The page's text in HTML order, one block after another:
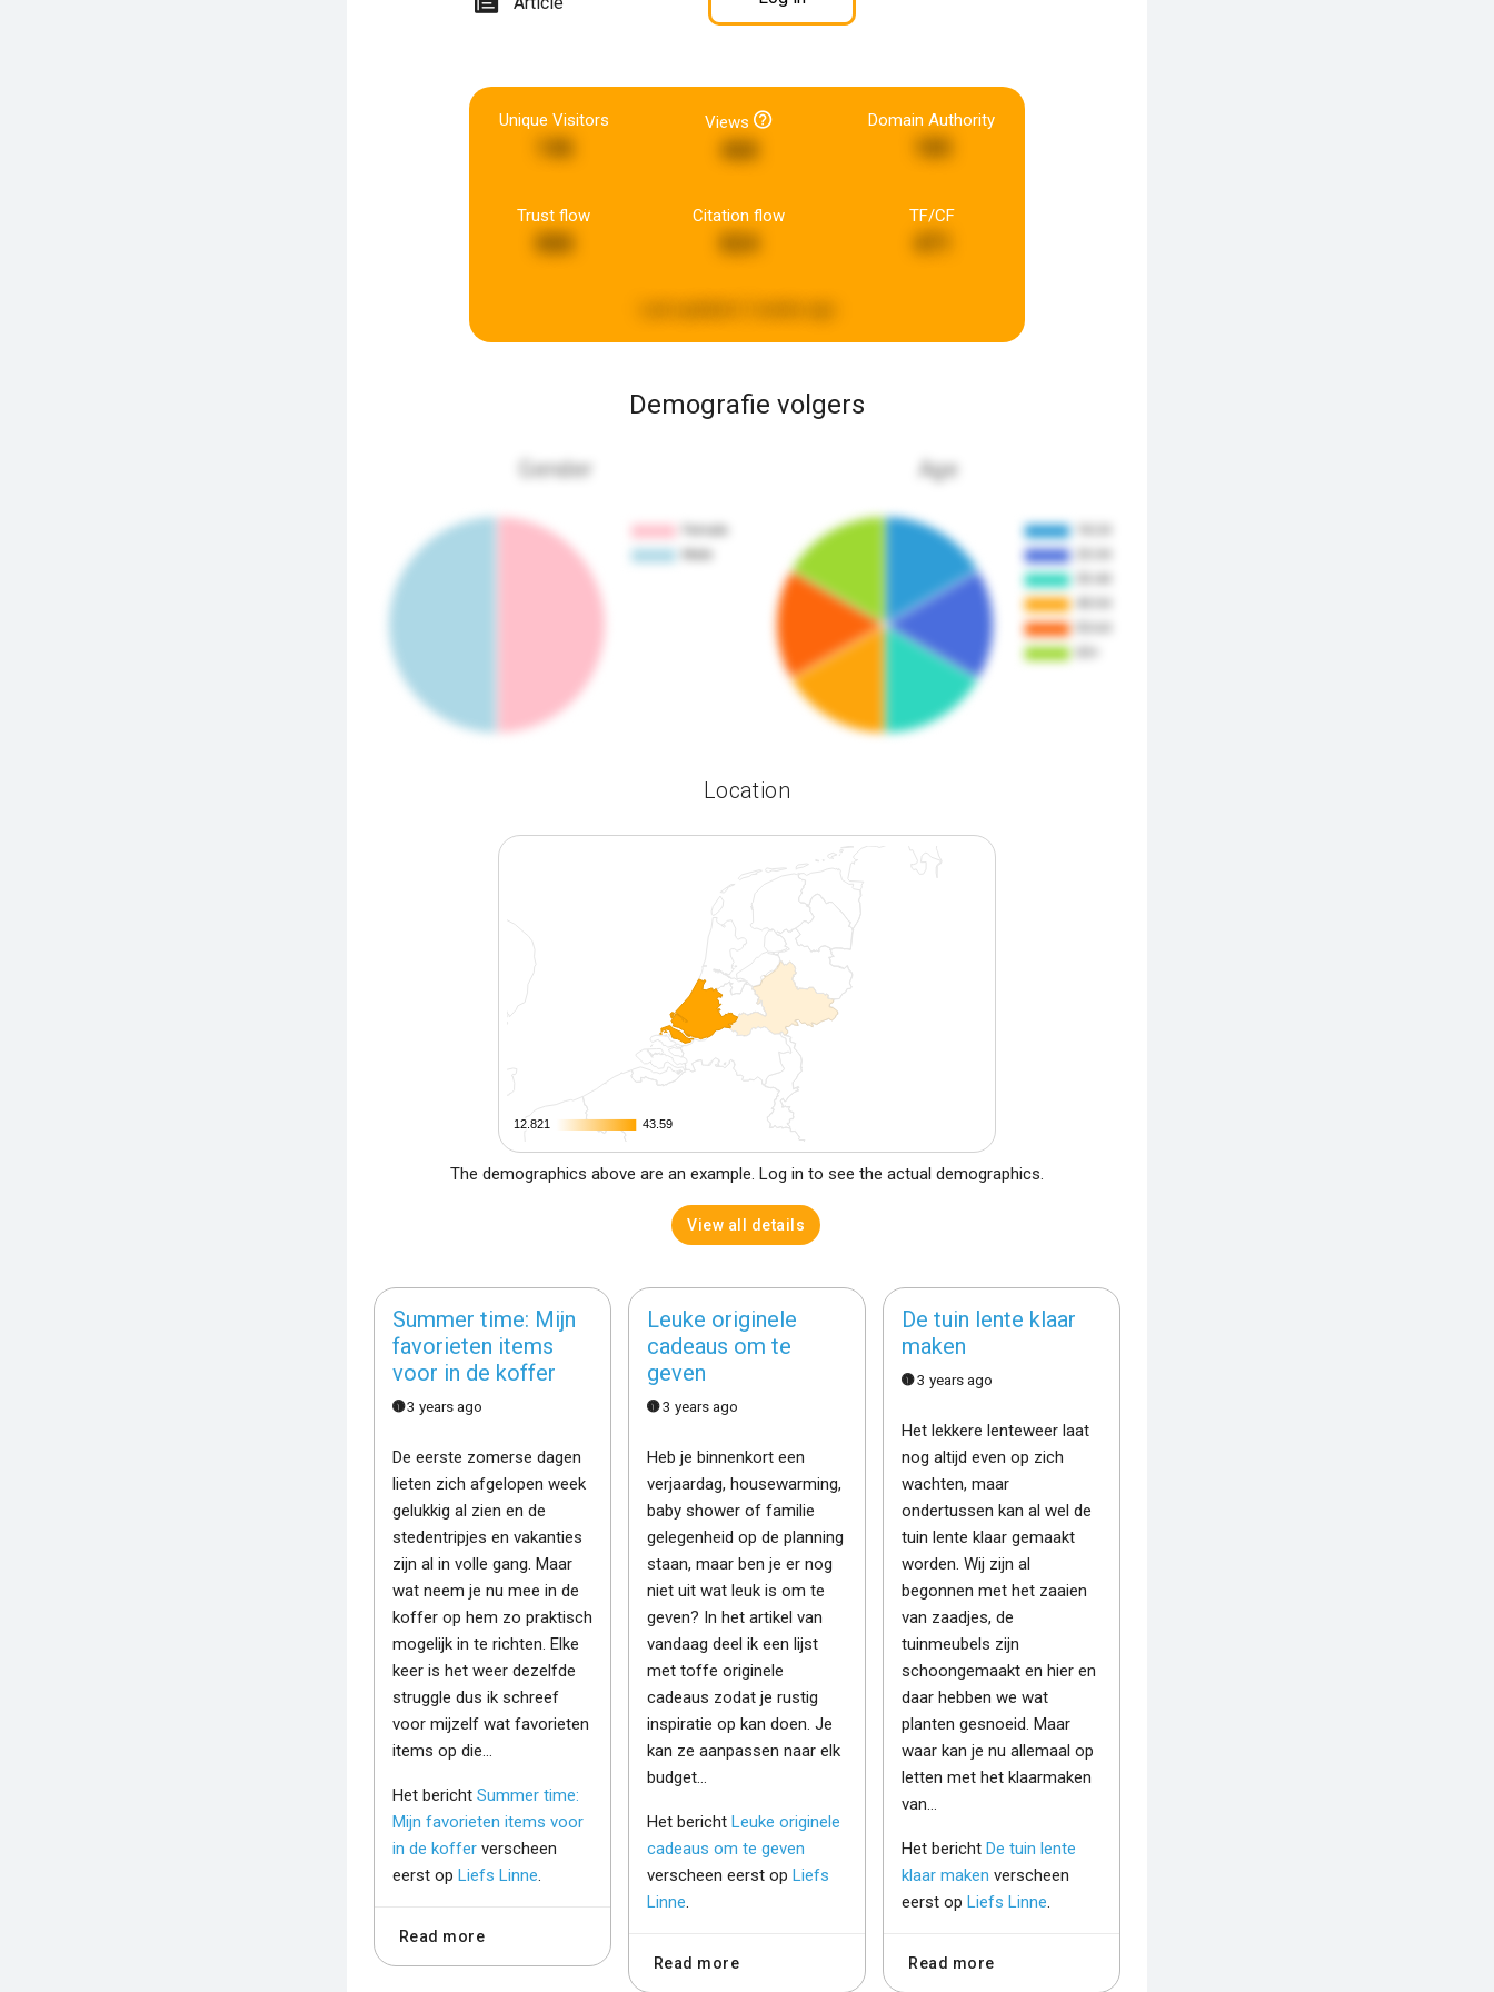
Unique Visitors
146
Views
468
Domain Authority
Trust flow
888
Citation flow TF/CF
Demografie volgers
Gender Age
Location
12.821
12.821 43.59
43.59
The demographics above are an example. Log in to see the actual demographics.
View all details
Summer time: Mijn
favorieten items
voor in de koffer
3 years ago
De eerste zomerse dagen
lieten zich afgelopen week
gelukkig al zien en de
stedentripjes en vakanties
zijn al in volle gang. Maar
wat neem je nu mee in de
koffer op hem zo praktisch
mogelijk in te richten. Elke
keer is het weer dezelfde
struggle dus ik schreef
voor mijzelf wat favorieten
items op die…
Het bericht Summer time:
Mijn favorieten items voor
in de kofferverscheen
eerst op Liefs Linne
Read more
Leuke originele
cadeaus om te
geven
3 years ago
Heb je binnenkort een
verjaardag, housewarming,
baby shower of familie
gelegenheid op de planning
staan, maar ben je er nog
niet uit wat leuk is om te
geven? In het artikel van
vandaag deel ik een lijst
met toffe originele
cadeaus zodat je rustig
inspiratie op kan doen. Je
kan ze aanpassen naar elk
budget…
Het bericht Leuke originele
cadeaus om te geven
verscheen eerst op Liefs
Linne
Read more
De tuin lente klaar
maken
3 years ago
Het lekkere lenteweer laat
nog altijd even op zich
wachten, maar
ondertussen kan al wel de
tuin lente klaar gemaakt
worden. Wij zijn al
begonnen met het zaaien
van zaadjes, de
tuinmeubels zijn
schoongemaakt en hier en
daar hebben we wat
planten gesnoeid. Maar
waar kan je nu allemaal op
letten met het klaarmaken
van…
Het berichtDe tuin lente
klaar maken verscheen
eerst opLiefs Linne
Read more